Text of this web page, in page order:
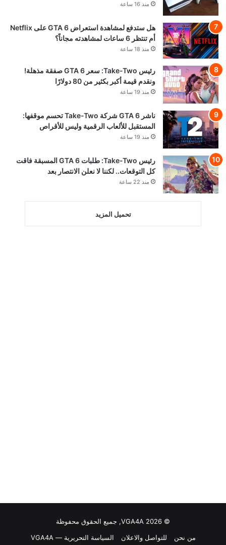
منذ 16 ساعة
هل ستدفع لمشاهدة استعراض GTA 6 على Netflix
أم تنتظر 6 ساعات لمشاهدته مجاناً؟
منذ 18 ساعة
رئيس Take-Two: سعر GTA 6 صفقة مذهلة!
ونقدم قيمة أكبر بكثير من 80 دولارًا
منذ 19 ساعة
ناشر GTA 6 شركة Take-Two تحسم موقفها:
المستقبل للألعاب الرقمية وليس للأقراص
منذ 19 ساعة
رئيس Take-Two: طلبات GTA 6 المسبقة فاقت
كل التوقعات.. لكننا لا نعلن الانتصار بعد
منذ 22 ساعة
تحميل المزيد
© VGA4A 2026, جميع الحقوق محفوظة
من نحن
للتواصل والاعلان السياسة التحريرية — VGA4A